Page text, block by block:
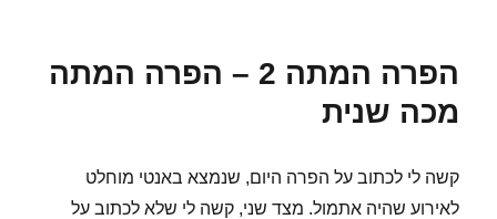
–
מכה
הקדמה
הפרה המתה 2 – הפרה המתה
מכה שנית
קשה לי לכתוב על הפרה היום, שנמצא באנטי מוחלט
לאירוע שהיה אתמול. מצד שני, קשה לי שלא לכתוב על